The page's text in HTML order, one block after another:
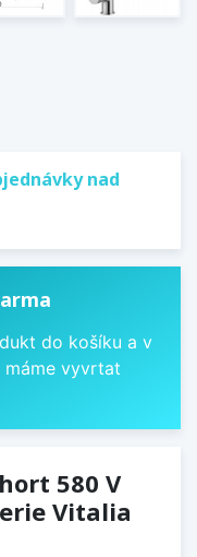
nad
do košíku a v
máme vyvrtat
580 V
Vitalia